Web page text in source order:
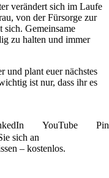
verändert sich im Laufe
von der Fürsorge zur
sich. Gemeinsame
zu halten und immer
und plant euer nächstes
ist nur, dass ihr es
YouTube
sich an
– kostenlos.